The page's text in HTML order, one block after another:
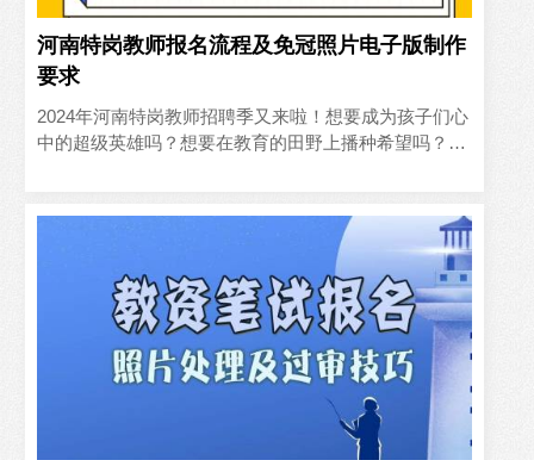
河南特岗教师报名流程及免冠照片电子版制作
要求
2024年河南特岗教师招聘季又来啦！想要成为孩子们心
中的超级英雄吗？想要在教育的田野上播种希望吗？那